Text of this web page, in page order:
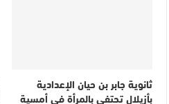
ثانوية جابر بن حيان الإعدادية
بأزيلال تحتفي بالمرأة في أمسية